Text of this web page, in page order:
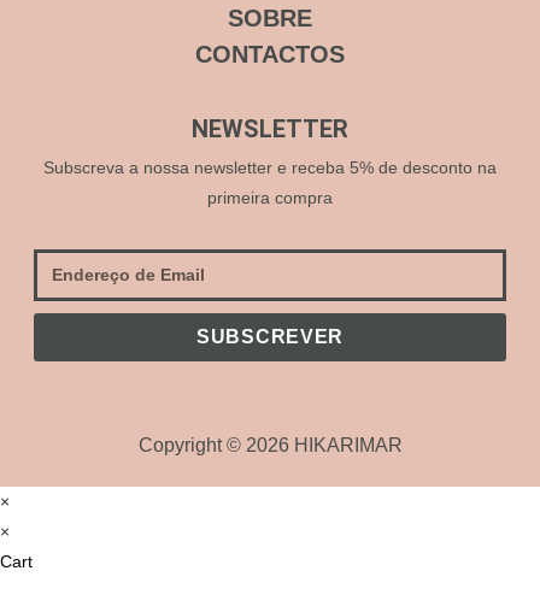
SOBRE
CONTACTOS
NEWSLETTER
Subscreva a nossa newsletter e receba 5% de desconto na
primeira compra
SUBSCREVER
Copyright © 2026 HIKARIMAR
×
×
Cart